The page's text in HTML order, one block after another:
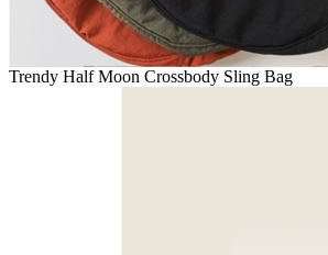
Trendy Half Moon Crossbody Sling Bag